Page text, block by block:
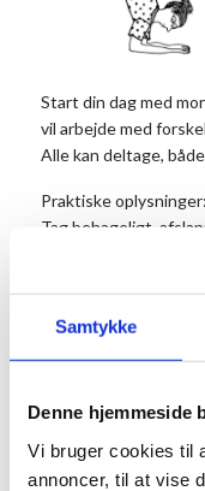
Samtykke
Denne hjemmeside
Vi bruger cookies til
annoncer, til at vise
Start din dag med
vil arbejde med
Alle kan deltage,
Praktiske oplysninger:
Tag behageligt,
yogamåtte og et
Når du ankommer,
yoga den
Lokationen vil variere
mødested på dagen.